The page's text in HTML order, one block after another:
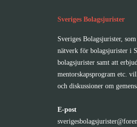
Sveriges Bolagsjurister
Sveriges Bolagsjurister,
nätverk för bolagsjurister i
bolagsjurister samt att
mentorskapsprogram etc.
och diskussioner om
E-post